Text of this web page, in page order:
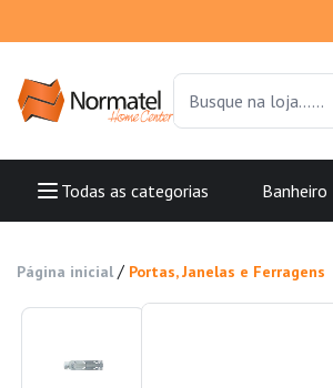
Todas as categorias Banheiro
Página inicial / Portas, Janelas e Ferragens